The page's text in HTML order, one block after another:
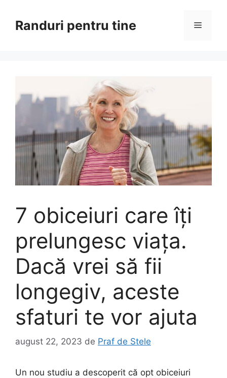
conținutRanduri pentru tine Meniu
7 obiceiuri care îți
prelungesc viața.
Dacă vrei să fii
longegiv, aceste
sfaturi te vor ajuta
august 22, 2023 de Praf de Stele
Un nou studiu a descoperit că opt obiceiuri